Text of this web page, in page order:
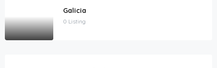
Galicia
0 Listing